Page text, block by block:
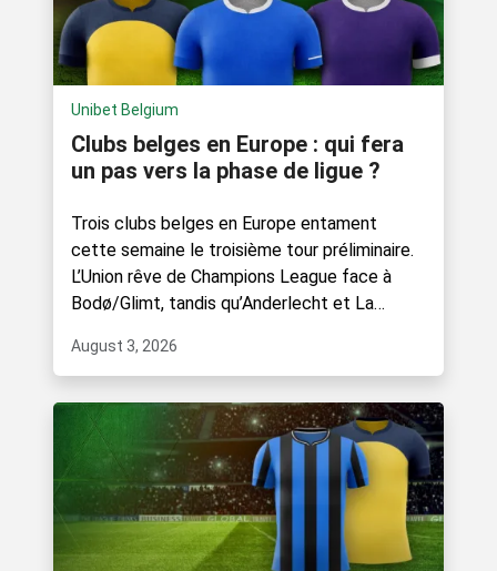
Unibet Belgium
Clubs belges en Europe : qui fera
un pas vers la phase de ligue ?
Trois clubs belges en Europe entament
cette semaine le troisième tour préliminaire.
L’Union rêve de Champions League face à
Bodø/Glimt, tandis qu’Anderlecht et La
August 3, 2026